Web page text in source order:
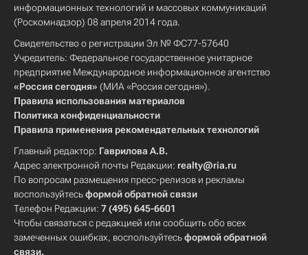
информационных технологий и массовых коммуникаций
(Роскомнадзор) 08 апреля 2014 года.
Свидетельство о регистрации Эл № ФС77-57640
Учредитель: Федеральное государственное унитарное
предприятие Международное информационное агентство
«Россия сегодня» (МИА «Россия сегодня»).
Правила использования материалов
Политика конфиденциальности
Правила применения рекомендательных технологий
Главный редактор: Гаврилова А.В.
Адрес электронной почты Редакции: realty@ria.ru
По вопросам размещения пресс-релизов и рекламы
воспользуйтесьформой обратной связи
Телефон Редакции: 7 (495) 645-6601
Чтобы связаться с редакцией или сообщить обо всех
замеченных ошибках, воспользуйтесьформой обратной
связи.